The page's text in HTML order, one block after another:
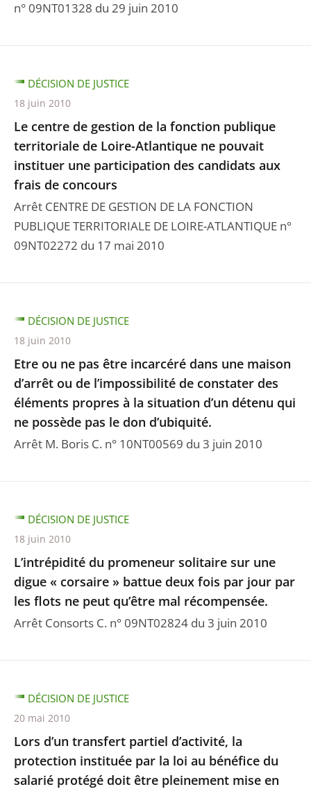
n° 09NT01328 du 29 juin 2010
Le centre de gestion de la fonction publique
territoriale de Loire-Atlantique ne pouvait
instituer une participation des candidats aux
frais de concours
Arrêt CENTRE DE GESTION DE LA FONCTION
PUBLIQUE TERRITORIALE DE LOIRE-ATLANTIQUE n°
09NT02272 du 17 mai 2010
DÉCISION DE JUSTICE
18 juin 2010
Etre ou ne pas être incarcéré dans une maison
d’arrêt ou de l’impossibilité de constater des
éléments propres à la situation d’un détenu qui
ne possède pas le don d’ubiquité.
Arrêt M. Boris C. n° 10NT00569 du 3 juin 2010
DÉCISION DE JUSTICE
18 juin 2010
L’intrépidité du promeneur solitaire sur une
digue « corsaire » battue deux fois par jour par
les flots ne peut qu’être mal récompensée.
Arrêt Consorts C. n° 09NT02824 du 3 juin 2010
DÉCISION DE JUSTICE
18 juin 2010
Lors d’un transfert partiel d’activité, la
protection instituée par la loi au bénéfice du
salarié protégé doit être pleinement mise en
DÉCISION DE JUSTICE
20 mai 2010